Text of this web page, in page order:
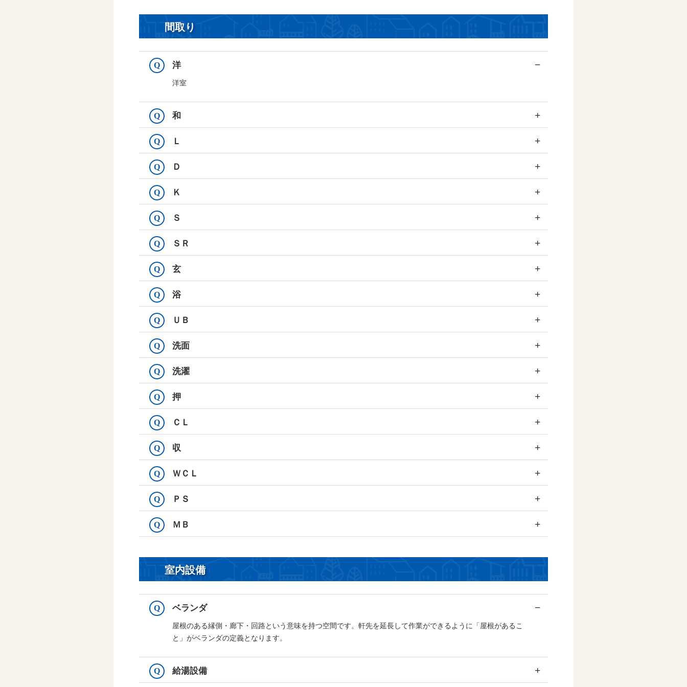
間取り
Q −
洋
洋室
Q +
和
Q +
Ｌ
Q +
Ｄ
Q +
Ｋ
Q +
Ｓ
Q +
ＳＲ
Q +
玄
Q +
浴
Q +
ＵＢ
Q +
洗面
Q +
洗濯
Q +
押
Q +
ＣＬ
Q +
収
Q +
ＷＣＬ
Q +
ＰＳ
Q +
ＭＢ
室内設備
Q −
ベランダ
屋根のある縁側・廊下・回路という意味を持つ空間です。軒先を延長して作業ができるように「屋根があるこ
と」がベランダの定義となります。
Q +
給湯設備